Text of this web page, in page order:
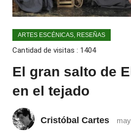
ARTES ESCÉNICAS RESEÑAS
Cantidad de visitas : 1404
El gran salto de
en el tejado
Cristóbal Cartes